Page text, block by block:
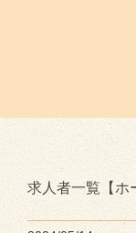
求人者一覧【ホ